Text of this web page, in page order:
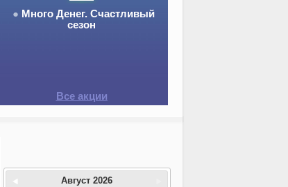
Много Денег. Счастливый
сезон
Все акции
Август 2026